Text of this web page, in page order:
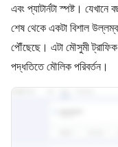
এবং প্যাটার্নটা স্পষ্ট।
শেষ থেকে একটা বিশাল
পৌঁছেছে। এটা মৌসুমী ট্রাফিক
পদ্ধতিতে মৌলিক পরিবর্তন।